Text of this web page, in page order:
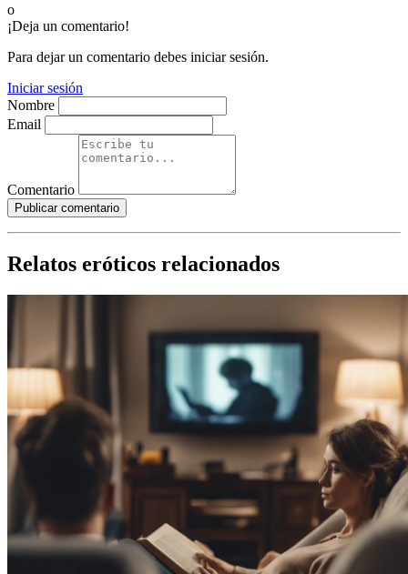
o
¡Deja un comentario!
Para dejar un comentario debes iniciar sesión.
Iniciar sesión
Nombre
Email
Comentario
Publicar comentario
Relatos eróticos relacionados